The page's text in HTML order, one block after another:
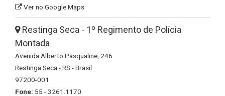
Ver no Google Maps
Restinga Seca - 1º Regimento de Polícia
Montada
Avenida Alberto Pasqualine, 246
Restinga Seca - RS - Brasil
97200-001
Fone: 55 - 3261.1170